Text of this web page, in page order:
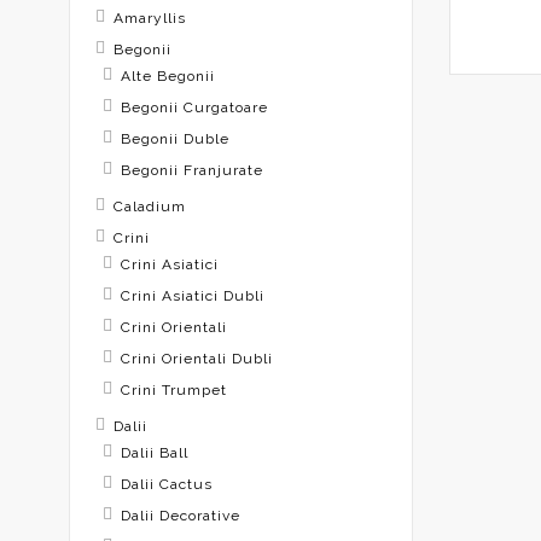
Amaryllis
Begonii
Alte Begonii
Begonii Curgatoare
Begonii Duble
Begonii Franjurate
Caladium
Crini
Crini Asiatici
Crini Asiatici Dubli
Crini Orientali
Crini Orientali Dubli
Crini Trumpet
Dalii
Dalii Ball
Dalii Cactus
Dalii Decorative